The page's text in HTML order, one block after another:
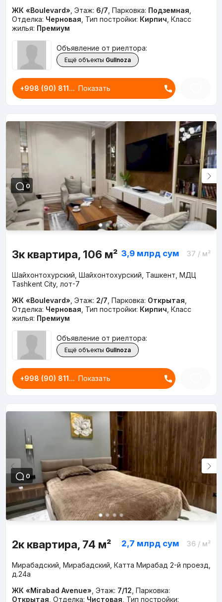
ЖК «Boulevard» Этаж: 6/7 Парковка: Подземная
Отделка: Черновая Тип постройки: Кирпич Класс
жилья: Премиум
Объявление от риелтора:
Ещё объекты Gullnoza
+998 (90) 811... Показать
0
3к квартира, 106 м² 3,9 млрд сум 37 / м²
Шайхонтохурский, Шайхонтохурский, Ташкент, МДЦ
Tashkent City, лот-7
ЖК «Boulevard» Этаж: 2/7 Парковка: Открытая
Отделка: Черновая Тип постройки: Кирпич Класс
жилья: Премиум
Объявление от риелтора:
Ещё объекты Gullnoza
+998 (90) 811... Показать
0
2к квартира, 74 м² 2,7 млрд сум 36/ м²
Мирабадский, Мирабадский, Катта Мирабад 2-й проезд,
д.24a
ЖК «Mirabad Avenue» Этаж: 7/12 Парковка:
Открытая Отделка: Чистовая Тип постройки: